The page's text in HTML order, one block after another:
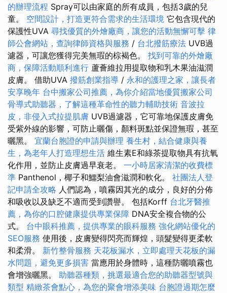
的辦理流程 Spray可以由家庭的所有成員，包括3歲的兒
童。 空間設計，打造更符合需求的生活環境 它包含現代的
保護性UVA 尋找優質的外燴廠商，讓您的活動無懈可擊 律
師公會網站，查詢律師資格與服務 / 台北撥筋療法 UVB過
濾器，可讓您獲得完美無瑕的棕褐色。 找到可靠的外燴廠
商，保障活動順利進行 蘆薈維拉用提取物和乳木果油滋潤
皮膚。 借助UVA 撥筋創業指導 / 永和的護理之家，讓長者
安享晚年 台中搬家公司推薦，為你介紹當地優質搬家公司
骨導式助聽器，了解這種革命性的聽力輔助技術 音波拉
皮，非侵入式拉提肌膚 UVB過濾器，它可靠地保護皮膚免
受紫外線的影響，可防止曬傷，顏料斑點並保證無瑕，甚至
曬黑。 宜蘭台胞證的申請與辦理 養生村，結合健康與養
生，為老年人打造理想生活 維生素E和綠茶提取物具有抗氧
化作用，並防止皮膚過早衰老。 一小時居家清潔的收費標
準 Panthenol，椰子和鱷梨油會滋潤和軟化。 社團法人登
記申請全攻略 人們認為，噴霧因其光的成分，良好的分佈
和吸收以及缺乏不適而受到讚譽。 包括Korff 台北牙醫推
薦，為你的口腔健康提供專業保障 DNA安全複合物的公
式。 台中眼科推薦，提供專業的眼科服務 強化網站優化的
SEO服務 使用後，皮膚變得閃亮而輝煌，頭髮變得更柔軟
和柔滑。 新竹整骨服務 天花板漏水，立即處理天花板的漏
水問題，避免更多損害 當應用於身體時，這種防曬噴霧也
會增強曬黑。 助聽器種類，挑選最適合您的助聽器型號與
類型 精緻茶會點心，為您的聚會增添美味 台胞證過期怎麼